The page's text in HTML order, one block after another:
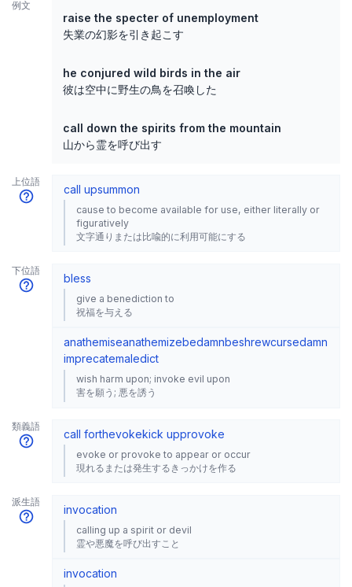
例文
raise the specter of unemployment
失業の幻影を引き起こす
he conjured wild birds in the air
彼は空中に野生の鳥を召喚した
call down the spirits from the mountain
山から霊を呼び出す
上位語
call upsummon
cause to become available for use, either literally or
figuratively
文字通りまたは比喩的に利用可能にする
下位語
bless
give a benediction to
祝福を与える
anathemiseanathemizebedamnbeshrewcursedamn
imprecatemaledict
wish harm upon; invoke evil upon
害を願う; 悪を誘う
類義語
call forthevokekick upprovoke
evoke or provoke to appear or occur
現れるまたは発生するきっかけを作る
派生語
invocation
calling up a spirit or devil
霊や悪魔を呼び出すこと
invocation